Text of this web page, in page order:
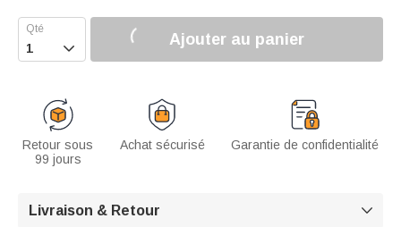
 Ajouter au panier
Retour sous
99 jours
Achat sécurisé Garantie de confidentialité
Livraison & Retour 